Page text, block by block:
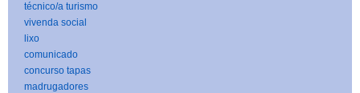
técnico/a turismo
vivenda social
lixo
comunicado
concurso tapas
madrugadores